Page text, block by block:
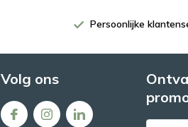
Persoonlijke
Volg ons